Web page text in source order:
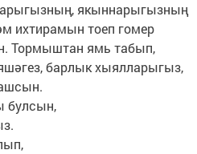
якыннарыгызның
ихтирамын тоеп гомер
Тормыштан ямь табып,
барлык хыялларыгыз,
булсын,